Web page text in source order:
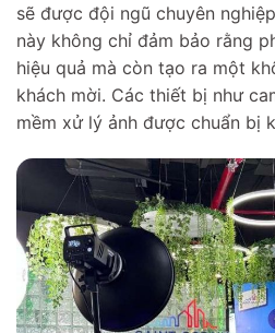
sẽ được đội ngũ chuyên
này không chỉ đảm bảo rằng
hiệu quả mà còn tạo ra một
khách mời. Các thiết bị như
mềm xử lý ảnh được chuẩn bị